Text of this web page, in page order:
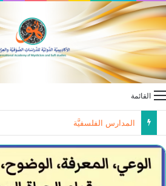
القائمة
المدارس الفلسفيَّة